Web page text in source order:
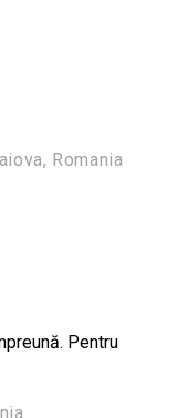
Romania
Pentru